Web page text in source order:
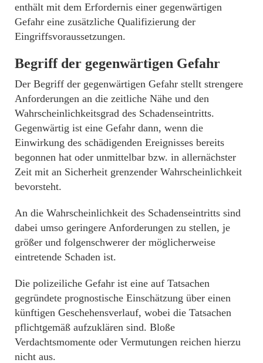
enthält mit dem Erfordernis einer gegenwärtigen
Gefahr eine zusätzliche Qualifizierung der
Eingriffsvoraussetzungen.
Begriff der gegenwärtigen Gefahr
Der Begriff der gegenwärtigen Gefahr stellt strengere
Anforderungen an die zeitliche Nähe und den
Wahrscheinlichkeitsgrad des Schadenseintritts.
Gegenwärtig ist eine Gefahr dann, wenn die
Einwirkung des schädigenden Ereignisses bereits
begonnen hat oder unmittelbar bzw. in allernächster
Zeit mit an Sicherheit grenzender Wahrscheinlichkeit
bevorsteht.
An die Wahrscheinlichkeit des Schadenseintritts sind
dabei umso geringere Anforderungen zu stellen, je
größer und folgenschwerer der möglicherweise
eintretende Schaden ist.
Die polizeiliche Gefahr ist eine auf Tatsachen
gegründete prognostische Einschätzung über einen
künftigen Geschehensverlauf, wobei die Tatsachen
pflichtgemäß aufzuklären sind. Bloße
Verdachtsmomente oder Vermutungen reichen hierzu
nicht aus.